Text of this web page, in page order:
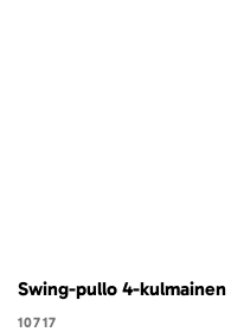
Swing-pullo 4-kulmainen
10717